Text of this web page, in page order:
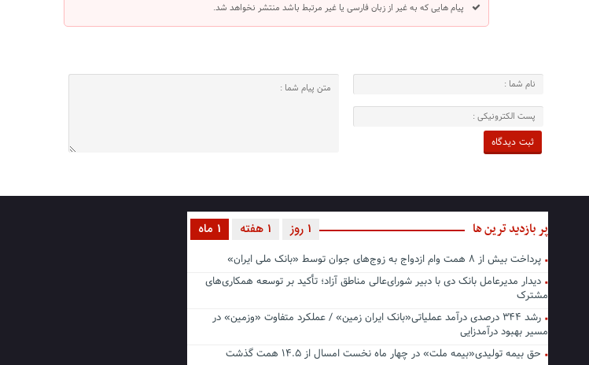
پیام هایی که به غیر از زبان فارسی یا غیر مرتبط باشد منتشر نخواهد شد.
پر بازدید ترین ها 1 ماه 1 هفته 1 روز
پرداخت بیش از ۸ همت وام ازدواج به زوج‌های جوان توسط «بانک ملی ایران»
دیدار مدیرعامل بانک دی با دبیر شورای‌عالی مناطق آزاد؛ تأکید بر توسعه همکاری‌های
مشترک
رشد ۳۴۴ درصدی درآمد عملیاتی«بانک ایران زمین» / عملکرد متفاوت «وزمین» در
مسیر بهبود درآمدزایی
حق بیمه تولیدی«بیمه ملت» در چهار ماه نخست امسال از ۱۴.۵ همت گذشت